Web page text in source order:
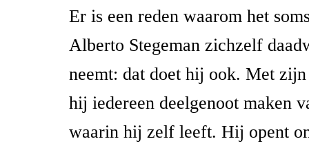
Er is een reden waarom het
Alberto Stegeman zichzelf
neemt: dat doet hij ook. Met
hij iedereen deelgenoot maken
waarin hij zelf leeft. Hij opent